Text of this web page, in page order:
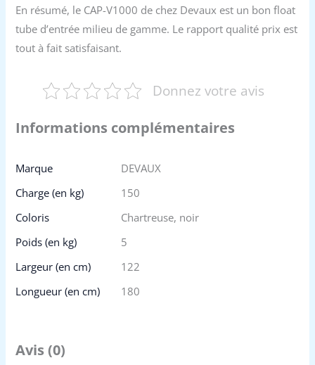
En résumé, le CAP-V1000 de chez Devaux est un bon float
tube d’entrée milieu de gamme. Le rapport qualité prix est
tout à fait satisfaisant.
Donnez votre avis
Informations complémentaires
Marque
DEVAUX
Charge (en kg)
150
Coloris
Chartreuse, noir
Poids (en kg)
5
Largeur (en cm)
122
Longueur (en cm)
180
Avis (0)